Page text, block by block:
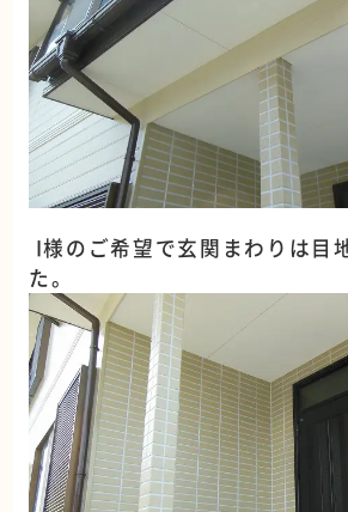
I様のご希望で玄関まわりは目
た。